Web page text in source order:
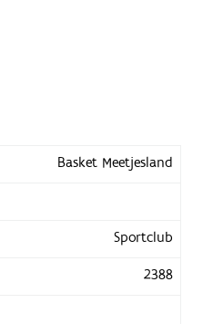
Basket Meetjesland
Sportclub
2388